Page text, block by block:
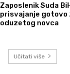
Zaposlenik Suda
prisvajanje gotovo
oduzetog novca
Učitati više